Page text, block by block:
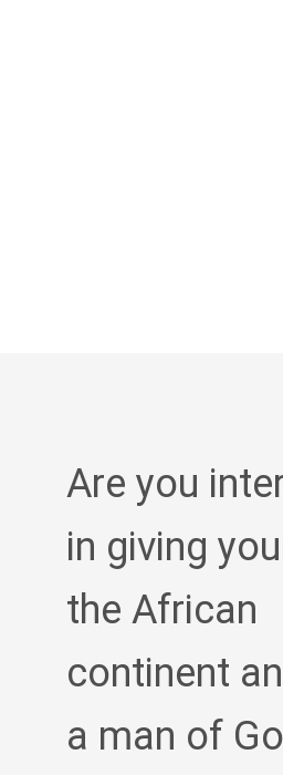
Are you
in giving
the African
continent
a man of